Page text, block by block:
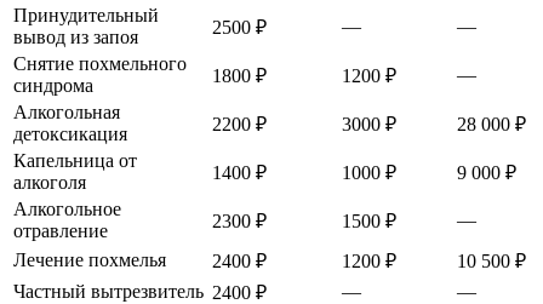
Принудительный
вывод из запоя
2500 ₽ —
—
Снятие похмельного
синдрома
1800 ₽ 1200 ₽
—
Алкогольная
детоксикация
2200 ₽ 3000 ₽
28 000 ₽
Капельница от
алкоголя
1400 ₽ 1000 ₽
9 000 ₽
Алкогольное
отравление
2300 ₽ 1500 ₽
—
Лечение похмелья
2400 ₽ 1200 ₽
10 500 ₽
Частный вытрезвитель 2400 ₽ —
—